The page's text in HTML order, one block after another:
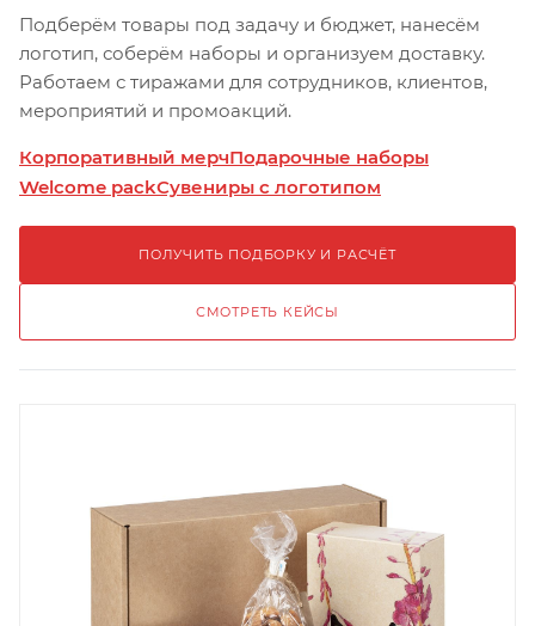
Подберём товары под задачу и бюджет, нанесём
логотип, соберём наборы и организуем доставку.
Работаем с тиражами для сотрудников, клиентов,
мероприятий и промоакций.
Корпоративный мерчПодарочные наборы
Welcome packСувениры с логотипом
ПОЛУЧИТЬ ПОДБОРКУ И РАСЧЁТ
СМОТРЕТЬ КЕЙСЫ